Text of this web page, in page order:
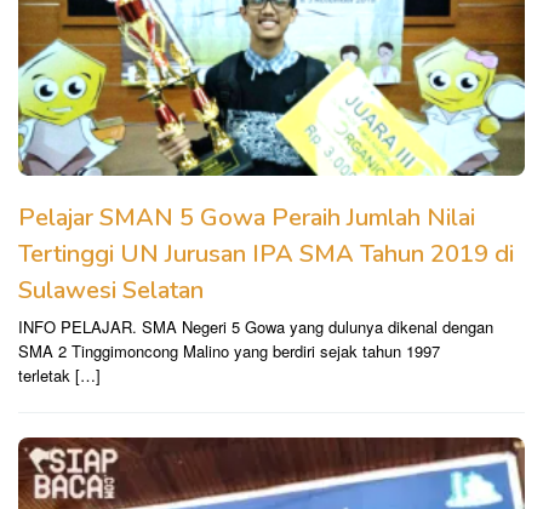
Pelajar SMAN 5 Gowa Peraih Jumlah Nilai
Tertinggi UN Jurusan IPA SMA Tahun 2019 di
Sulawesi Selatan
INFO PELAJAR. SMA Negeri 5 Gowa yang dulunya dikenal dengan
SMA 2 Tinggimoncong Malino yang berdiri sejak tahun 1997
terletak […]